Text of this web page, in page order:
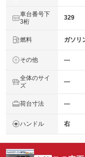
車台番号下
3桁
329
燃料 ガソリ
その他 ―
全体のサイ
ズ
―
荷台寸法 ―
ハンドル 右